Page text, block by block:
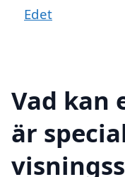
Edet
Vad kan
är